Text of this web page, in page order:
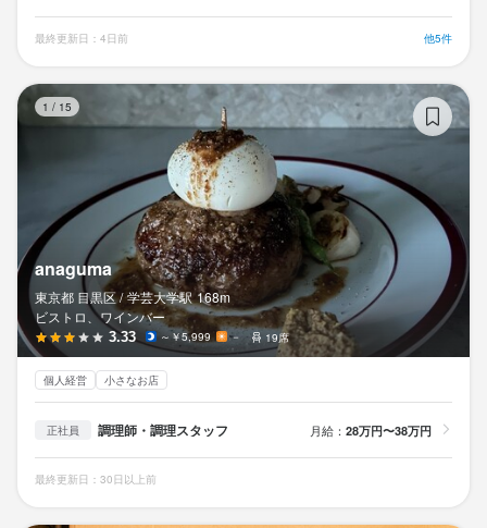
最終更新日：4日前 他5件
1 / 15
anaguma
東京都 目黒区 / 学芸大学駅 168m
ビストロ、ワインバー
3.33 ～￥5,999 － 19席
個人経営 小さなお店
正社員 調理師・調理スタッフ 月給： 28万円〜38万円
最終更新日：30日以上前